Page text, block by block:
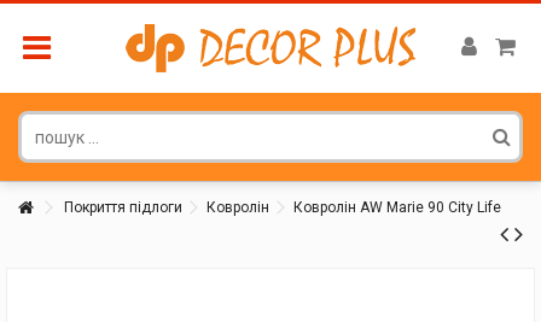
Покриття підлоги Ковролін Ковролін AW Marie 90 City Life